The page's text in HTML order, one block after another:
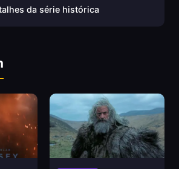
da série histórica